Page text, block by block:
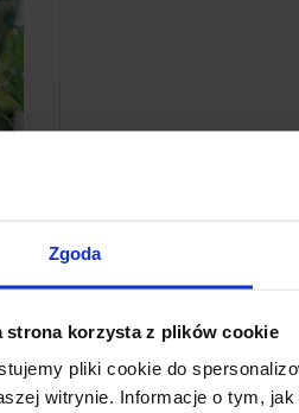
Zgoda
strona korzysta z plików cookie
pliki cookie do
witrynie. Informacje o tym,